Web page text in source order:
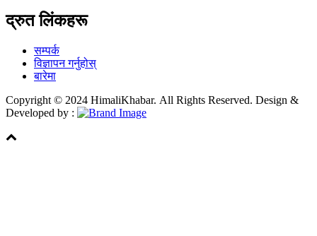
द्रुत लिंकहरू
सम्पर्क
विज्ञापन गर्नुहोस्
बारेमा
Copyright © 2024 HimaliKhabar. All Rights Reserved. Design &
Developed by :